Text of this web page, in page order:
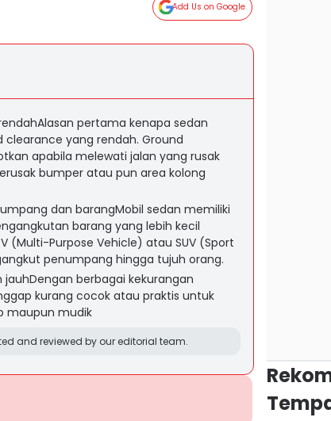
Add Us on Google
pertama kenapa sedan
clearance yang rendah. Ground
apabila melewati jalan yang rusak
bumper atau pun area kolong
dan barangMobil sedan memiliki
barang yang lebih kecil
(Multi-Purpose Vehicle) atau SUV (Sport
penumpang hingga tujuh orang.
berbagai kekurangan
kurang cocok atau praktis untuk
maupun mudik
and reviewed by our editorial team.